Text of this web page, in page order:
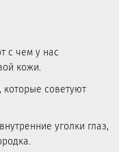
с чем у нас
кожи.
которые советуют
уголки глаз,